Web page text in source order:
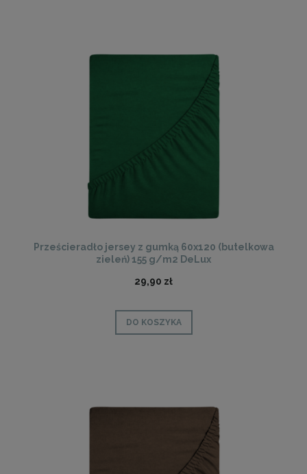
Prześcieradło jersey z gumką 60x120 (butelkowa
zieleń) 155 g/m2 DeLux
29,90 zł
DO KOSZYKA